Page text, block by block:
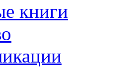
книги